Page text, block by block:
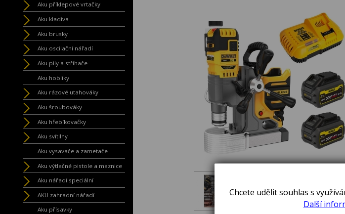
Aku příklepové vrtačky
Aku kladiva
Aku brusky
Aku oscilační nářadí
Aku pily a střihače
Aku hoblíky
Aku rázové utahováky
Aku šroubováky
Aku hřebíkovačky
Aku svítilny
Aku vysavače a zametače
Aku výtlačné pistole a maznice
Aku nářadí speciální
AKU zahradní nářadí
Aku přísavky
Chcete udělit souhlas s
Další